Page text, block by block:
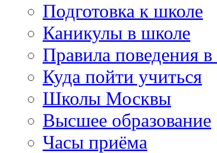
Подготовка к школе
Каникулы в школе
Правила поведения
Куда пойти учиться
Школы Москвы
Высшее образование
Часы приёма